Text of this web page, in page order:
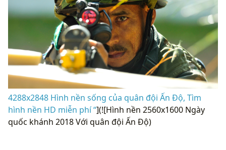
4288x2848 Hình nền sống của quân đội Ấn Độ, Tìm
hình nền HD miễn phí “](![Hình nền 2560x1600 Ngày
quốc khánh 2018 Với quân đội Ấn Độ)